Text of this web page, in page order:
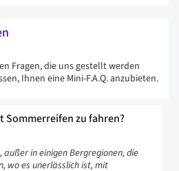
Fragen, die uns gestellt werden
Ihnen eine Mini-F.A.Q. anzubieten.
Sommerreifen zu fahren?
außer in einigen Bergregionen, die
wo es unerlässlich ist, mit